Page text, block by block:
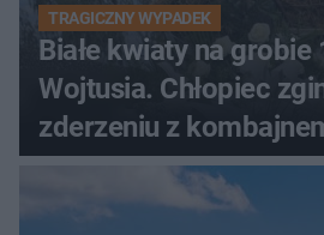
TRAGICZNY WYPADEK
Białe kwiaty na
Wojtusia. Chłopiec
zderzeniu z